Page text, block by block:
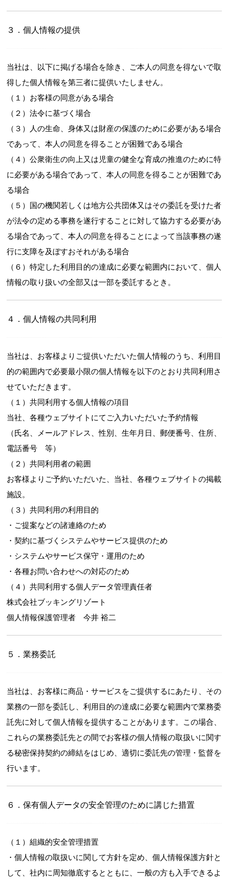
３．個人情報の提供
当社は、以下に掲げる場合を除き、ご本人の同意を得ないで取
得した個人情報を第三者に提供いたしません。
（１）お客様の同意がある場合
（２）法令に基づく場合
（３）人の生命、身体又は財産の保護のために必要がある場合
であって、本人の同意を得ることが困難である場合
（４）公衆衛生の向上又は児童の健全な育成の推進のために特
に必要がある場合であって、本人の同意を得ることが困難であ
る場合
（５）国の機関若しくは地方公共団体又はその委託を受けた者
が法令の定める事務を遂行することに対して協力する必要があ
る場合であって、本人の同意を得ることによって当該事務の遂
行に支障を及ぼすおそれがある場合
（６）特定した利用目的の達成に必要な範囲内において、個人
情報の取り扱いの全部又は一部を委託するとき。
４．個人情報の共同利用
当社は、お客様よりご提供いただいた個人情報のうち、利用目
的の範囲内で必要最小限の個人情報を以下のとおり共同利用さ
せていただきます。
（１）共同利用する個人情報の項目
当社、各種ウェブサイトにてご入力いただいた予約情報
（氏名、メールアドレス、性別、生年月日、郵便番号、住所、
電話番号 等）
（２）共同利用者の範囲
お客様よりご予約いただいた、当社、各種ウェブサイトの掲載
施設。
（３）共同利用の利用目的
・ご提案などの諸連絡のため
・契約に基づくシステムやサービス提供のため
・システムやサービス保守・運用のため
・各種お問い合わせへの対応のため
（４）共同利用する個人データ管理責任者
株式会社ブッキングリゾート
個人情報保護管理者 今井 裕二
５．業務委託
当社は、お客様に商品・サービスをご提供するにあたり、その
業務の一部を委託し、利用目的の達成に必要な範囲内で業務委
託先に対して個人情報を提供することがあります。この場合、
これらの業務委託先との間でお客様の個人情報の取扱いに関す
る秘密保持契約の締結をはじめ、適切に委託先の管理・監督を
行います。
６．保有個人データの安全管理のために講じた措置
（１）組織的安全管理措置
・個人情報の取扱いに関して方針を定め、個人情報保護方針と
して、社内に周知徹底するとともに、一般の方も入手できるよ